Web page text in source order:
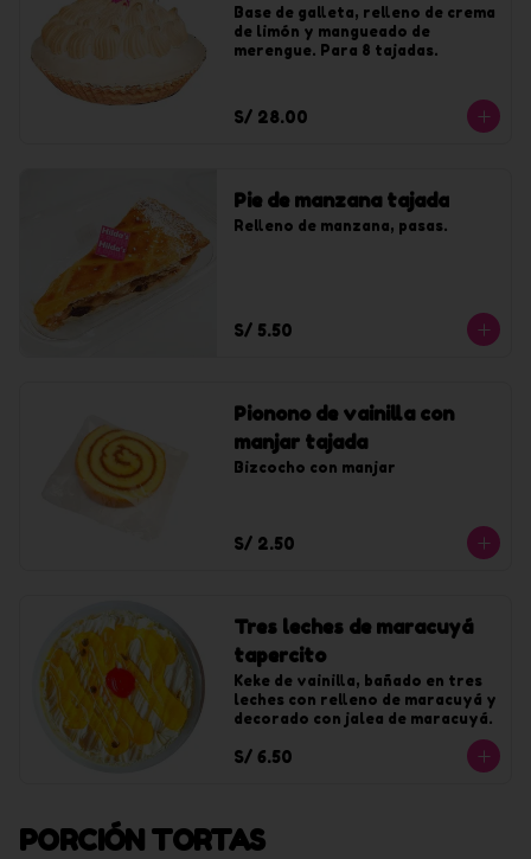
Base de galleta, relleno de crema
de limón y mangueado de
merengue. Para 8 tajadas.
S/ 28.00
Pie de manzana tajada
Relleno de manzana, pasas.
S/ 5.50
Pionono de vainilla con
manjar tajada
Bizcocho con manjar
S/ 2.50
Tres leches de maracuyá
tapercito
Keke de vainilla, bañado en tres
leches con relleno de maracuyá y
decorado con jalea de maracuyá.
S/ 6.50
PORCIÓN TORTAS